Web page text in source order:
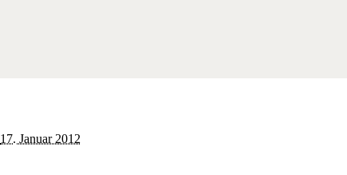
17. Januar 2012